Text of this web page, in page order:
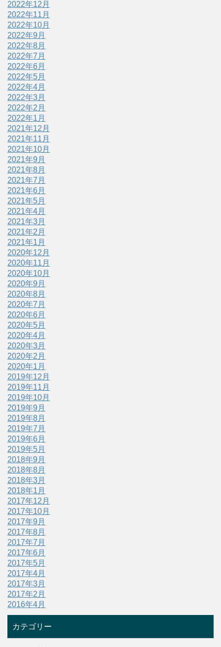
2022年12月
2022年11月
2022年10月
2022年9月
2022年8月
2022年7月
2022年6月
2022年5月
2022年4月
2022年3月
2022年2月
2022年1月
2021年12月
2021年11月
2021年10月
2021年9月
2021年8月
2021年7月
2021年6月
2021年5月
2021年4月
2021年3月
2021年2月
2021年1月
2020年12月
2020年11月
2020年10月
2020年9月
2020年8月
2020年7月
2020年6月
2020年5月
2020年4月
2020年3月
2020年2月
2020年1月
2019年12月
2019年11月
2019年10月
2019年9月
2019年8月
2019年7月
2019年6月
2019年5月
2018年9月
2018年8月
2018年3月
2018年1月
2017年12月
2017年10月
2017年9月
2017年8月
2017年7月
2017年6月
2017年5月
2017年4月
2017年3月
2017年2月
2016年4月
カテゴリー